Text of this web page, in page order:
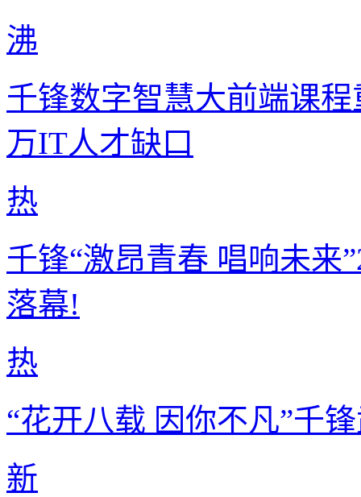
沸
千锋数字智慧大前端课
万IT人才缺口
热
千锋“激昂青春 唱响未来
落幕!
热
“花开八载 因你不凡”千
新